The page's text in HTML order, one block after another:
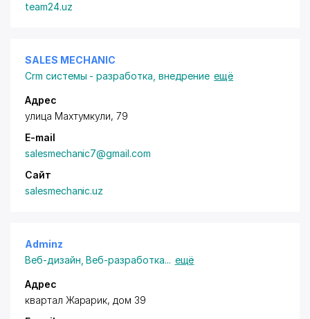
team24.uz
SALES MECHANIC
Crm системы - разработка, внедрение ещё
Адрес
улица Махтумкули, 79
E-mail
salesmechanic7@gmail.com
Сайт
salesmechanic.uz
Adminz
Веб-дизайн ,Веб-разработка... ещё
Адрес
квартал Жарарик, дом 39